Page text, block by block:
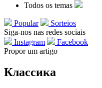
Todos os temas
Popular
Sorteios
Siga-nos nas redes sociais
Instagram
Facebook
Propor um artigo
Классика